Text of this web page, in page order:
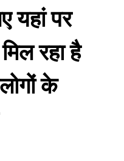
यहां पर
रहा है
के